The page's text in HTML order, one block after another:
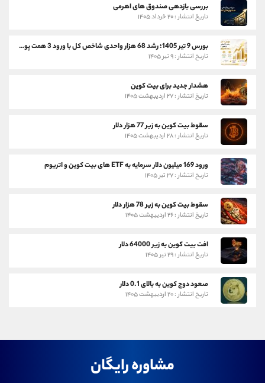
بررسی بازدهی صندوق های اهرمی
تاریخ انتشار : ۲۰ خرداد ۱۴۰۵
بورس 9 تیر 1405؛ رشد 68 هزار واحدی شاخص کل با ورود 3 همت پول حقیقی
تاریخ انتشار : ۹ تیر ۱۴۰۵
هشدار جدید برای بیت کوین
تاریخ انتشار : ۲۷ اردیبهشت ۱۴۰۵
سقوط بیت کوین به زیر 77 هزار دلار
تاریخ انتشار : ۲۸ اردیبهشت ۱۴۰۵
ورود 169 میلیون دلار سرمایه به ETF های بیت کوین و اتریوم
تاریخ انتشار : ۲۷ تیر ۱۴۰۵
سقوط بیت کوین به زیر 78 هزار دلار
تاریخ انتشار : ۲۶ اردیبهشت ۱۴۰۵
افت بیت کوین به زیر 64000 دلار
تاریخ انتشار : ۲۹ تیر ۱۴۰۵
صعود دوج کوین به بالای 0.1 دلار
تاریخ انتشار : ۲۰ اردیبهشت ۱۴۰۵
مشاوره رایگان